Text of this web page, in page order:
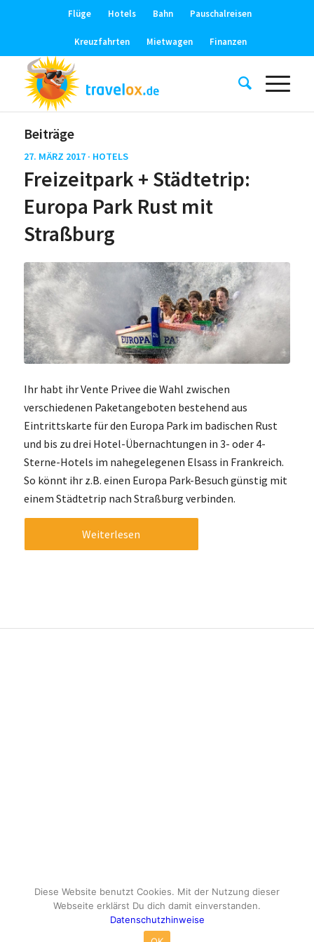
Flüge Hotels Bahn Pauschalreisen
Kreuzfahrten Mietwagen Finanzen
Beiträge
27. MÄRZ 2017 · HOTELS
Freizeitpark + Städtetrip:
Europa Park Rust mit
Straßburg
Ihr habt ihr Vente Privee die Wahl zwischen
verschiedenen Paketangeboten bestehend aus
Eintrittskarte für den Europa Park im badischen Rust
und bis zu drei Hotel-Übernachtungen in 3- oder 4-
Sterne-Hotels im nahegelegenen Elsass in Frankreich.
So könnt ihr z.B. einen Europa Park-Besuch günstig mit
einem Städtetrip nach Straßburg verbinden.
Weiterlesen
© Copyright - travelox.de - Sebastian Tuke
Diese Website benutzt Cookies. Mit der Nutzung dieser
Webseite erklärst Du dich damit einverstanden.
Datenschutzhinweise